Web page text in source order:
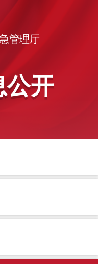
管理厅
公开